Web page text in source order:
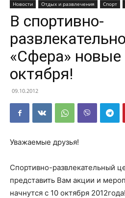
Новости Отдых и развлечения Спорт
В спортивно-
«Сфера» новые
октября!
09.10.2012
Уважаемые друзья!
Спортивно-развлекательный
представить Вам акции и
начнутся с 10 октября 2012года!